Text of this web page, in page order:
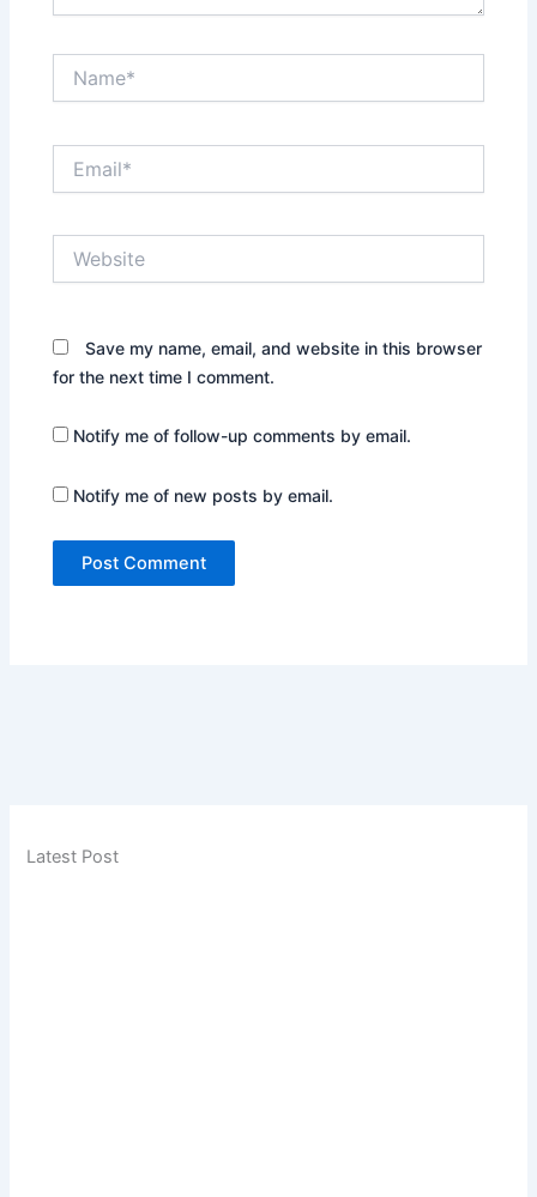
Save my name, email, and website in this browser
for the next time I comment.
Notify me of follow-up comments by email.
Notify me of new posts by email.
Latest Post